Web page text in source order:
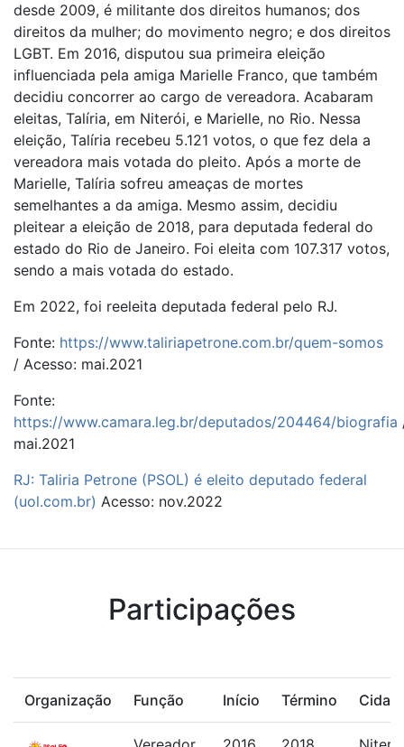
desde 2009, é militante dos direitos humanos; dos
direitos da mulher; do movimento negro; e dos direitos
LGBT. Em 2016, disputou sua primeira eleição
influenciada pela amiga Marielle Franco, que também
decidiu concorrer ao cargo de vereadora. Acabaram
eleitas, Talíria, em Niterói, e Marielle, no Rio. Nessa
eleição, Talíria recebeu 5.121 votos, o que fez dela a
vereadora mais votada do pleito. Após a morte de
Marielle, Talíria sofreu ameaças de mortes
semelhantes a da amiga. Mesmo assim, decidiu
pleitear a eleição de 2018, para deputada federal do
estado do Rio de Janeiro. Foi eleita com 107.317 votos,
sendo a mais votada do estado.
Em 2022, foi reeleita deputada federal pelo RJ.
Fonte: https://www.taliriapetrone.com.br/quem-somos
/ Acesso: mai.2021
Fonte:
https://www.camara.leg.br/deputados/204464/biografia
mai.2021
RJ: Taliria Petrone (PSOL) é eleito deputado federal
(uol.com.br) Acesso: nov.2022
Participações
Organização Função Início Término